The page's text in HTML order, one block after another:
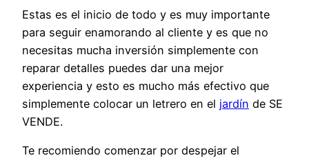
Estas es el inicio de todo y es muy importante
para seguir enamorando al cliente y es que no
necesitas mucha inversión simplemente con
reparar detalles puedes dar una mejor
experiencia y esto es mucho más efectivo que
simplemente colocar un letrero en el jardín de SE
VENDE.
Te recomiendo comenzar por despejar el